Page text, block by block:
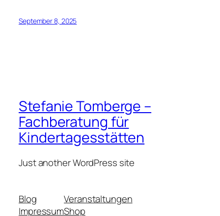
September 8, 2025
Stefanie Tomberge –
Fachberatung für
Kindertagesstätten
Just another WordPress site
Blog
Impressum
Veranstaltungen
Shop